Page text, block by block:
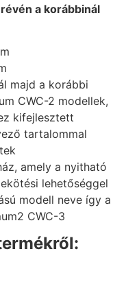
a korábbinál
majd a korábbi
CWC-2 modellek,
kifejlesztett
tartalommal
amely a nyitható
lehetőséggel
modell neve így a
CWC-3